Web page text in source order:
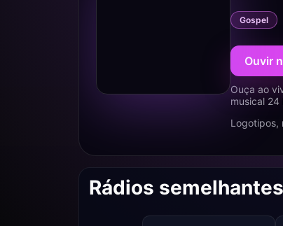
Gospel
Ouvir
Ouça ao
musical 24
Logotipos,
Rádios semelhantes